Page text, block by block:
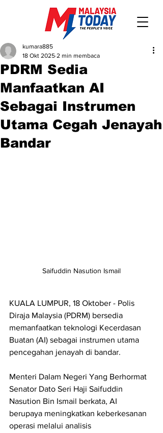
PDRM Sedia
Manfaatkan AI
Sebagai Instrumen
Utama Cegah Jenayah
Bandar
kumara885
18 Okt 2025 2 min membaca
Saifuddin Nasution Ismail
KUALA LUMPUR, 18 Oktober - Polis
Diraja Malaysia (PDRM) bersedia
memanfaatkan teknologi Kecerdasan
Buatan (AI) sebagai instrumen utama
pencegahan jenayah di bandar.
Menteri Dalam Negeri Yang Berhormat
Senator Dato Seri Haji Saifuddin
Nasution Bin Ismail berkata, AI
berupaya meningkatkan keberkesanan
operasi melalui analisis